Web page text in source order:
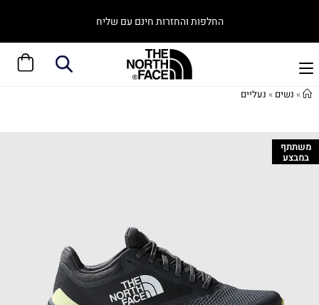
החלפות והחזרות חינם עם שליח
» נשים » נעליים
משתתף
במבצע